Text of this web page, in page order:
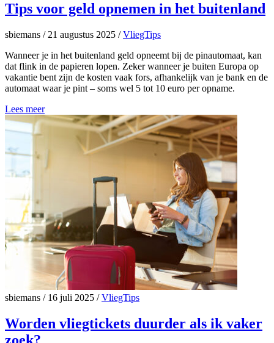
Tips voor geld opnemen in het buitenland
sbiemans /21 augustus 2025 / VliegTips
Wanneer je in het buitenland geld opneemt bij de pinautomaat, kan
dat flink in de papieren lopen. Zeker wanneer je buiten Europa op
vakantie bent zijn de kosten vaak fors, afhankelijk van je bank en de
automaat waar je pint – soms wel 5 tot 10 euro per opname.
Lees meer
sbiemans /16 juli 2025 / VliegTips
Worden vliegtickets duurder als ik vaker